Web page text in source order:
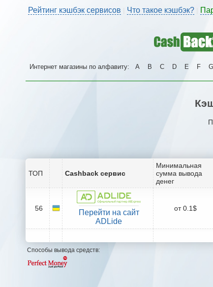
Рейтинг кэшбэк сервисов Что такое кэшбэк?
Интернет магазины по алфавиту: A B C D E F G
ТОП Cashback сервис
Минимальная
сумма вывода
денег
56
Перейти на сайт
ADLide
от 0.1$
Способы вывода средств: